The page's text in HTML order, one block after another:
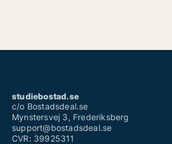
studiebostad.se
c/o Bostadsdeal.se
Mynstersvej 3, Frederiksberg
support@bostadsdeal.se
CVR: 39925311